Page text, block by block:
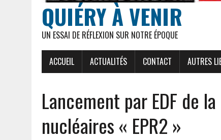
QUIÉRY À VENIR
UN ESSAI DE RÉFLEXION SUR NOTRE ÉPOQUE
ACCUEIL ACTUALITÉS CONTACT AUTRES
Lancement par EDF de
nucléaires « EPR2 »